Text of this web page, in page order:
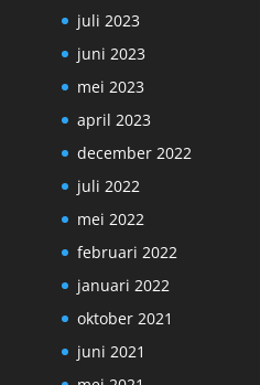
juli 2023
juni 2023
mei 2023
april 2023
december 2022
juli 2022
mei 2022
februari 2022
januari 2022
oktober 2021
juni 2021